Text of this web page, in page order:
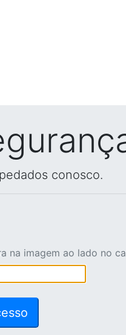
conosco.
na imagem ao lado no